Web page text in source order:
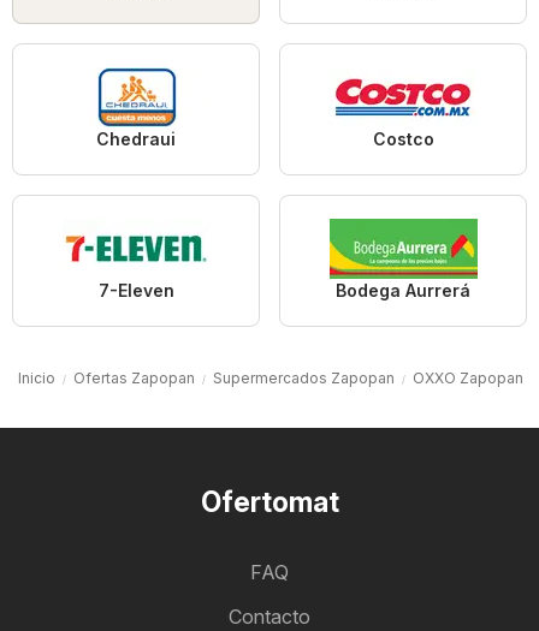
Chedraui Costco
7-Eleven Bodega Aurrerá
Inicio Ofertas Zapopan Supermercados Zapopan OXXO Zapopan
Ofertomat
FAQ
Contacto